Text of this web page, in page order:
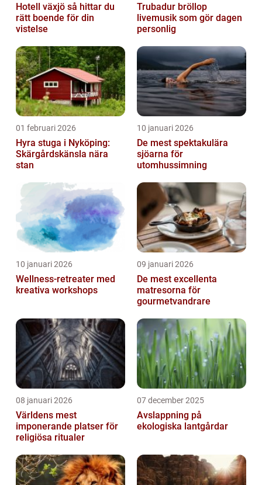
Hotell växjö så hittar du
rätt boende för din
vistelse
Trubadur bröllop
livemusik som gör dagen
personlig
01 februari 2026
Hyra stuga i Nyköping:
Skärgårdskänsla nära
stan
10 januari 2026
De mest spektakulära
sjöarna för
utomhussimning
10 januari 2026
Wellness-retreater med
kreativa workshops
09 januari 2026
De mest excellenta
matresorna för
gourmetvandrare
08 januari 2026
Världens mest
imponerande platser för
religiösa ritualer
07 december 2025
Avslappning på
ekologiska lantgårdar